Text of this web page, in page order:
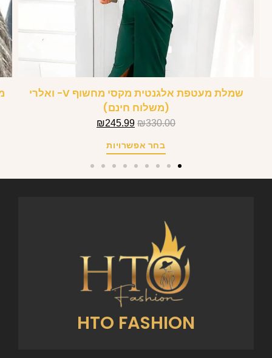
שמלת מעטפת אלגנטית מקסי מחשוף V- ואלרי
(משלוח חינם)
₪330.00
₪245.99
בחר אפשרויות
HTO FASHION